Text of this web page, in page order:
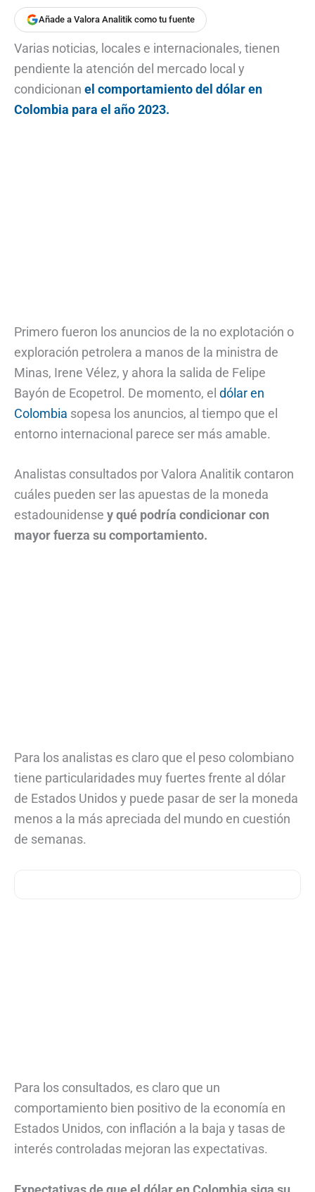
Añade a Valora Analitik como tu fuente
Varias noticias, locales e internacionales, tienen
pendiente la atención del mercado local y
condicionan el comportamiento del dólar en
Colombia para el año 2023.
Primero fueron los anuncios de la no explotación o
exploración petrolera a manos de la ministra de
Minas, Irene Vélez, y ahora la salida de Felipe
Bayón de Ecopetrol. De momento, el dólar en
Colombia sopesa los anuncios, al tiempo que el
entorno internacional parece ser más amable.
Analistas consultados por Valora Analitik contaron
cuáles pueden ser las apuestas de la moneda
estadounidense y qué podría condicionar con
mayor fuerza su comportamiento.
Para los analistas es claro que el peso colombiano
tiene particularidades muy fuertes frente al dólar
de Estados Unidos y puede pasar de ser la moneda
menos a la más apreciada del mundo en cuestión
de semanas.
Para los consultados, es claro que un
comportamiento bien positivo de la economía en
Estados Unidos, con inflación a la baja y tasas de
interés controladas mejoran las expectativas.